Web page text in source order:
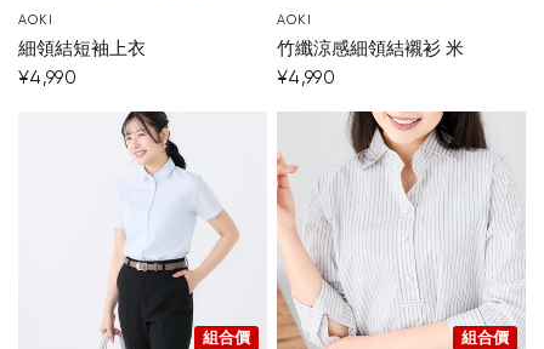
AOKI
細領結短袖上衣
¥4,990
AOKI
竹纖涼感細領結襯衫 米
¥4,990
組合價 組合價